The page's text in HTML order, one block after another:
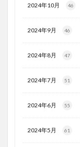
2024年10月 46
2024年9月 46
2024年8月 47
2024年7月 51
2024年6月 55
2024年5月 61